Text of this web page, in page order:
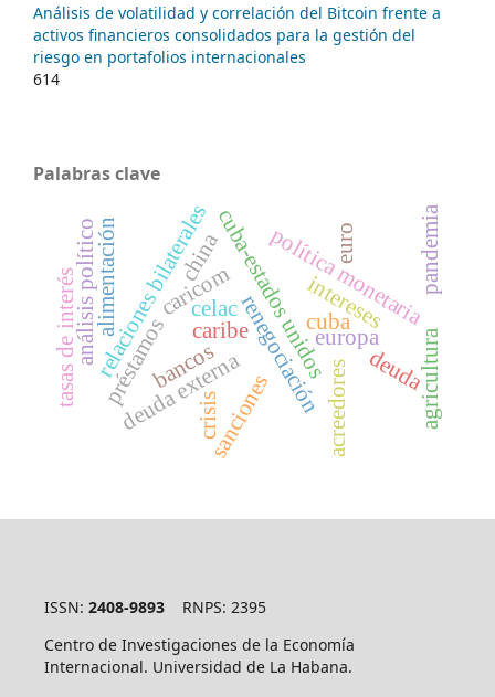
Análisis de volatilidad y correlación del Bitcoin frente a
activos financieros consolidados para la gestión del
riesgo en portafolios internacionales
614
Palabras clave
deuda externa
intereses
acreedores
renegociación
bancoscuba-estados unidos
relaciones bilaterales
análisis político
crisis
política monetaria
tasas de interés préstamos
sanciones
euro
europa
deudaagricultura
alimentación caribe
caricom
celac
pandemia
china
cuba
ISSN: 2408-9893RNPS: 2395
Centro de Investigaciones de la Economía
Internacional. Universidad de La Habana.